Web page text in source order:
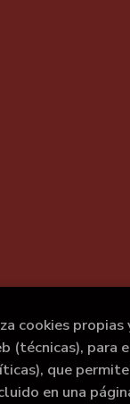
cookies
(técnicas),
que
en una